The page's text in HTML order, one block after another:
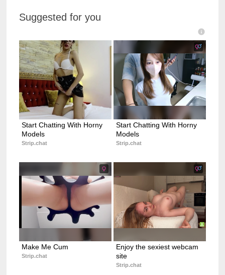
Suggested for you
Start Chatting With Horny
Models
Strip.chat
Start Chatting With Horny
Models
Strip.chat
Make Me Cum
Strip.chat
Enjoy the sexiest webcam
site
Strip.chat